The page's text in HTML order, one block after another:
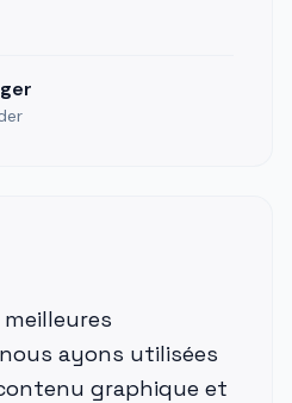
ayons utilisées
graphique et